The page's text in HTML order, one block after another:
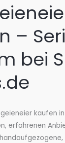
–
bei
kaufen
erfahrenen